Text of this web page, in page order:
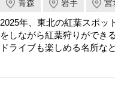
青森 岩手 宮
2025年、東北の紅葉スポッ
をしながら紅葉狩りができ
ドライブも楽しめる名所な